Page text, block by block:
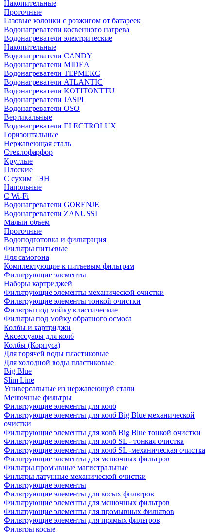
Накопительные
Проточные
Газовые колонки с розжигом от батареек
Водонагреватели косвенного нагрева
Водонагреватели электрические
Накопительные
Водонагреватели CANDY
Водонагреватели MIDEA
Водонагреватели ТЕРМЕКС
Водонагреватели ATLANTIC
Водонагреватели KOTITONTTU
Водонагреватели JASPI
Водонагреватели OSO
Вертикальные
Водонагреватели ELECTROLUX
Горизонтальные
Нержавеющая сталь
Стеклофарфор
Круглые
Плоские
С сухим ТЭН
Напольные
С Wi-Fi
Водонагреватели GORENJE
Водонагреватели ZANUSSI
Малый объем
Проточные
Водоподготовка и фильтрация
Фильтры питьевые
Для самогона
Комплектующие к питьевым фильтрам
Фильтрующие элементы
Наборы картриджей
Фильтрующие элементы механической очистки
Фильтрующие элементы тонкой очистки
Фильтры под мойку классические
Фильтры под мойку обратного осмоса
Колбы и картриджи
Аксессуары для колб
Колбы (Корпуса)
Для горячей воды пластиковые
Для холодной воды пластиковые
Big Blue
Slim Line
Универсальные из нержавеющей стали
Мешочные фильтры
Фильтрующие элементы для колб
Фильтрующие элементы для колб Big Blue механической
очистки
Фильтрующие элементы для колб Big Blue тонкой очистки
Фильтрующие элементы для колб SL - тонкая очистка
Фильтрующие элементы для колб SL -механическая очистка
Фильтрующие элементы для мешочных фильтров
Фильтры промывные магистральные
Фильтры латунные механической очистки
Фильтрующие элементы
Фильтрующие элементы для косых фильтров
Фильтрующие элементы для мешочных фильтров
Фильтрующие элементы для промывных фильтров
Фильтрующие элементы для прямых фильтров
Фильтры косые